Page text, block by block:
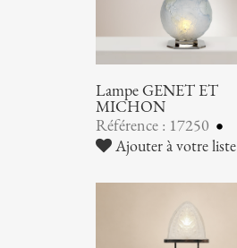
Lampe GENET ET
MICHON
Référence : 17250
Ajouter à votre liste